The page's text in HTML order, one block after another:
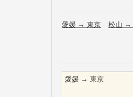
愛媛 → 東京 松山 →
愛媛 → 東京